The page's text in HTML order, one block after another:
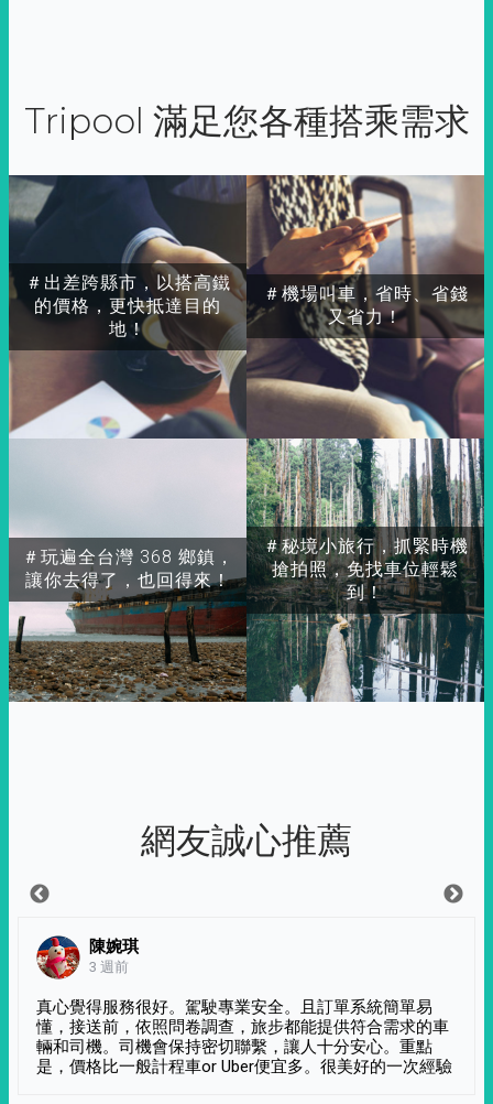
Tripool 滿足您各種搭乘需求
＃出差跨縣市，以搭高鐵
的價格，更快抵達目的
地！
＃玩遍全台灣 368 鄉鎮，
讓你去得了，也回得來！
＃秘境小旅行，抓緊時機
搶拍照，免找車位輕鬆
到！
＃機場叫車，省時、省錢
又省力！
網友誠心推薦
陳婉琪
3 週前
真心覺得服務很好。駕駛專業安全。且訂單系統簡單易
懂，接送前，依照問卷調查，旅步都能提供符合需求的車
輛和司機。司機會保持密切聯繫，讓人十分安心。重點
是，價格比一般計程車or Uber便宜多。很美好的一次經驗